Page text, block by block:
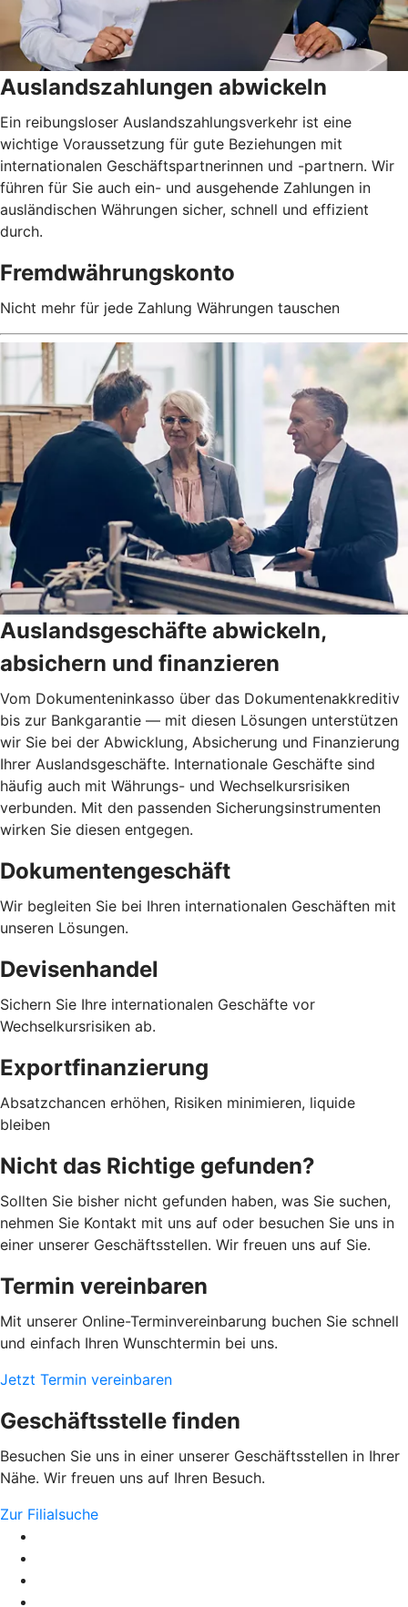
Auslandszahlungen abwickeln
Ein reibungsloser Auslandszahlungsverkehr ist eine
wichtige Voraussetzung für gute Beziehungen mit
internationalen Geschäftspartnerinnen und -partnern. Wir
führen für Sie auch ein- und ausgehende Zahlungen in
ausländischen Währungen sicher, schnell und effizient
durch.
Fremdwährungskonto
Nicht mehr für jede Zahlung Währungen tauschen
Auslandsgeschäfte abwickeln,
absichern und finanzieren
Vom Dokumenteninkasso über das Dokumentenakkreditiv
bis zur Bankgarantie — mit diesen Lösungen unterstützen
wir Sie bei der Abwicklung, Absicherung und Finanzierung
Ihrer Auslandsgeschäfte. Internationale Geschäfte sind
häufig auch mit Währungs- und Wechselkursrisiken
verbunden. Mit den passenden Sicherungsinstrumenten
wirken Sie diesen entgegen.
Dokumentengeschäft
Wir begleiten Sie bei Ihren internationalen Geschäften mit
unseren Lösungen.
Devisenhandel
Sichern Sie Ihre internationalen Geschäfte vor
Wechselkursrisiken ab.
Exportfinanzierung
Absatzchancen erhöhen, Risiken minimieren, liquide
bleiben
Nicht das Richtige gefunden?
Sollten Sie bisher nicht gefunden haben, was Sie suchen,
nehmen Sie Kontakt mit uns auf oder besuchen Sie uns in
einer unserer Geschäftsstellen. Wir freuen uns auf Sie.
Termin vereinbaren
Mit unserer Online-Terminvereinbarung buchen Sie schnell
und einfach Ihren Wunschtermin bei uns.
Jetzt Termin vereinbaren
Geschäftsstelle finden
Besuchen Sie uns in einer unserer Geschäftsstellen in Ihrer
Nähe. Wir freuen uns auf Ihren Besuch.
Zur Filialsuche